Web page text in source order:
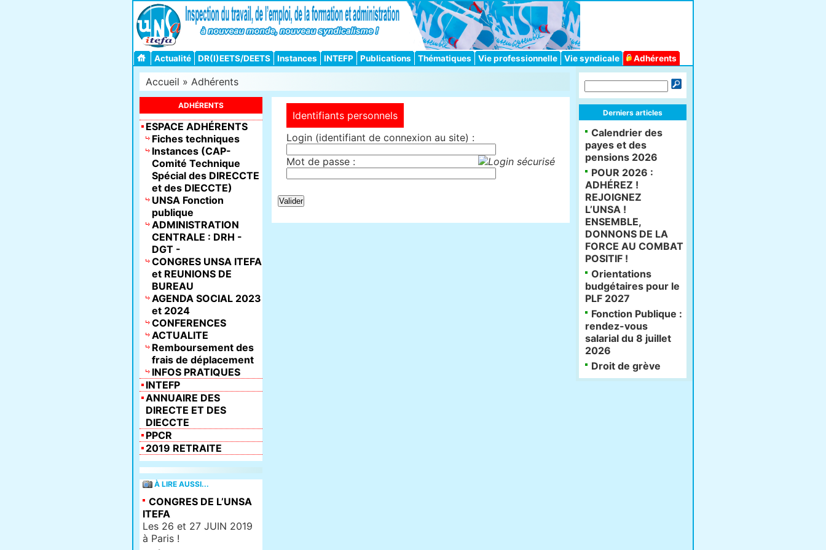
Actualité DR(I)EETS/DEETS Instances INTEFP Publications Thématiques Vie professionnelle Vie syndicale Adhérents
Accueil » Adhérents
Identifiants personnels
Login (identifiant de connexion au site) :
Mot de passe :
ADHÉRENTS
ESPACE ADHÉRENTS
Fiches techniques
Instances (CAP-
Comité Technique
Spécial des DIRECCTE
et des DIECCTE)
UNSA Fonction
publique
ADMINISTRATION
CENTRALE : DRH -
DGT -
CONGRES UNSA ITEFA
et REUNIONS DE
BUREAU
AGENDA SOCIAL 2023
et 2024
CONFERENCES
ACTUALITE
Remboursement des
frais de déplacement
INFOS PRATIQUES
INTEFP
ANNUAIRE DES
DIRECTE ET DES
DIECCTE
PPCR
2019 RETRAITE
À LIRE AUSSI...
CONGRES DE L’UNSA
ITEFA
Les 26 et 27 JUIN 2019
à Paris !
Derniers articles
Calendrier des
payes et des
pensions 2026
POUR 2026 :
ADHÉREZ !
REJOIGNEZ
L’UNSA !
ENSEMBLE,
DONNONS DE LA
FORCE AU COMBAT
POSITIF !
Orientations
budgétaires pour le
PLF 2027
Fonction Publique :
rendez-vous
salarial du 8 juillet
2026
Droit de grève